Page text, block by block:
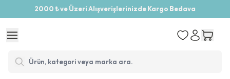
2000 ₺ ve Üzeri Alışverişlerinizde Kargo Bedava